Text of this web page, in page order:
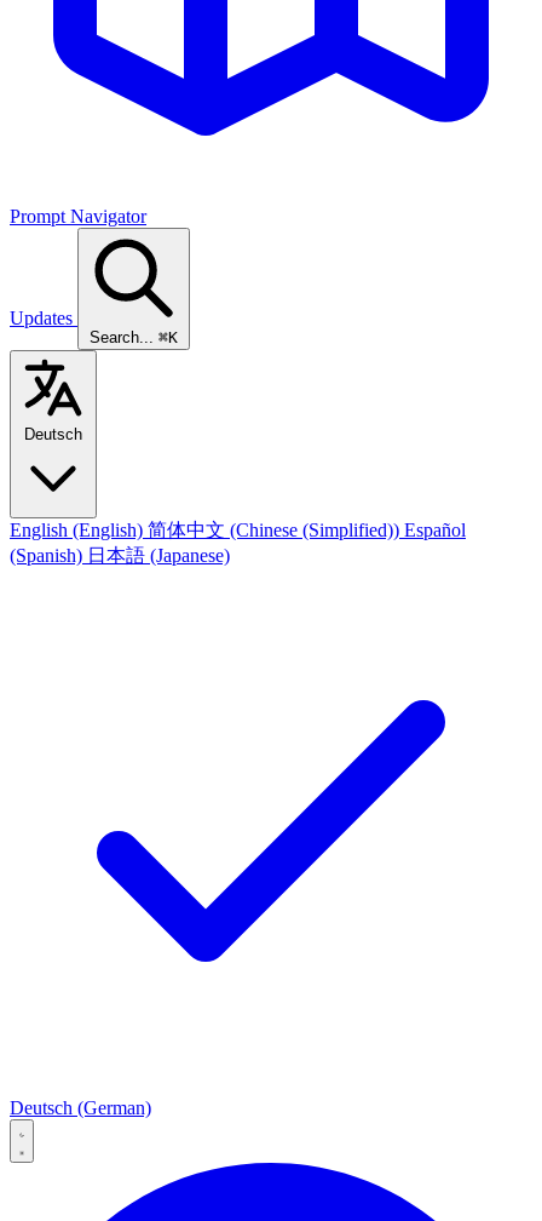
Prompt Navigator
Updates
Search... ⌘K
Deutsch
English (English) 简体中文 (Chinese (Simplified)) Español
(Spanish) 日本語 (Japanese)
Deutsch (German)